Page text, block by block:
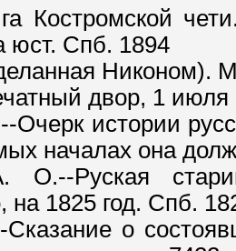
Костромской
юст. Спб. 1894
Никоном).
двор, 1 июля
Очерк истории
началах она
О.--Руская
на 1825 год. Спб.
о